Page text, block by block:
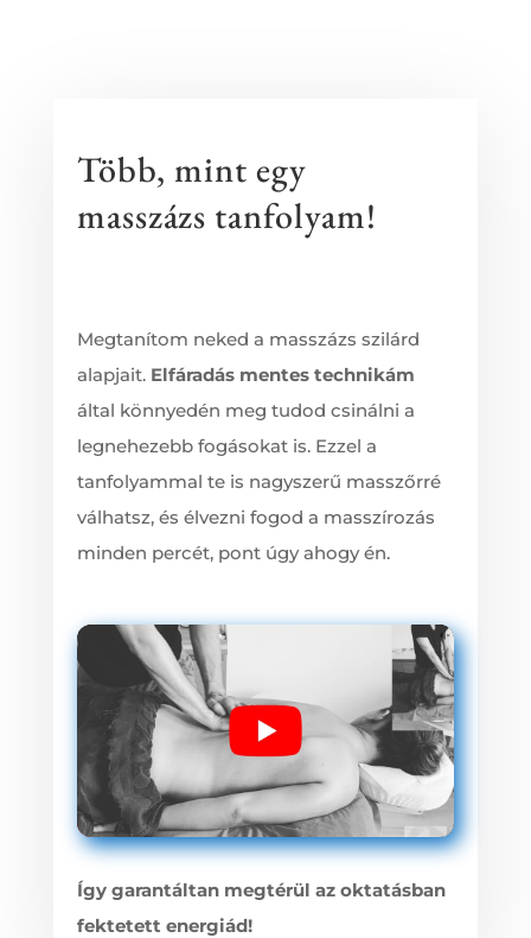
Több, mint egy
masszázs tanfolyam!
Megtanítom neked a masszázs szilárd
alapjait. Elfáradás mentes technikám
által könnyedén meg tudod csinálni a
legnehezebb fogásokat is. Ezzel a
tanfolyammal te is nagyszerű masszőrré
válhatsz, és élvezni fogod a masszírozás
minden percét, pont úgy ahogy én.
Így garantáltan megtérül az oktatásban
fektetett energiád!